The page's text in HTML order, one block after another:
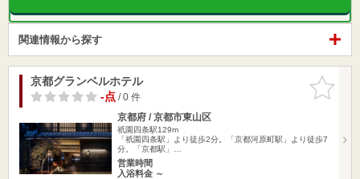
関連情報から探す
お気に入
りに追加
京都グランベルホテル
-点/ 0 件
京都府 / 京都市東山区
祇園四条駅129m
「祇園四条駅」より徒歩2分。「京都河原町駅」より徒歩7
分。「京都駅」…
営業時間
入浴料金 ～